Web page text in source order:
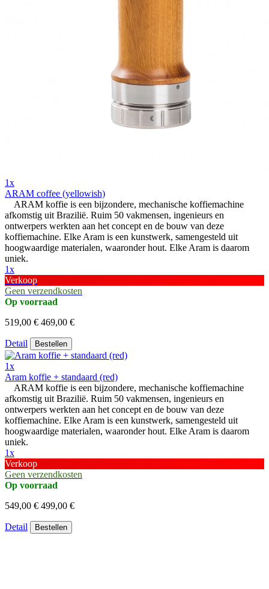
1x
ARAM coffee (yellowish)
ARAM koffie is een bijzondere, mechanische koffiemachine
afkomstig uit Brazilië. Ruim 50 vakmensen, ingenieurs en
ontwerpers werkten aan het concept en de bouw van deze
koffiemachine. Elke Aram is een kunstwerk, samengesteld uit
hoogwaardige materialen, waaronder hout. Elke Aram is daarom
uniek.
1x
Verkoop
Geen verzendkosten
Op voorraad
519,00 € 469,00 €
Detail Bestellen
1x
Aram koffie + standaard (red)
ARAM koffie is een bijzondere, mechanische koffiemachine
afkomstig uit Brazilië. Ruim 50 vakmensen, ingenieurs en
ontwerpers werkten aan het concept en de bouw van deze
koffiemachine. Elke Aram is een kunstwerk, samengesteld uit
hoogwaardige materialen, waaronder hout. Elke Aram is daarom
uniek.
1x
Verkoop
Geen verzendkosten
Op voorraad
549,00 € 499,00 €
Detail Bestellen